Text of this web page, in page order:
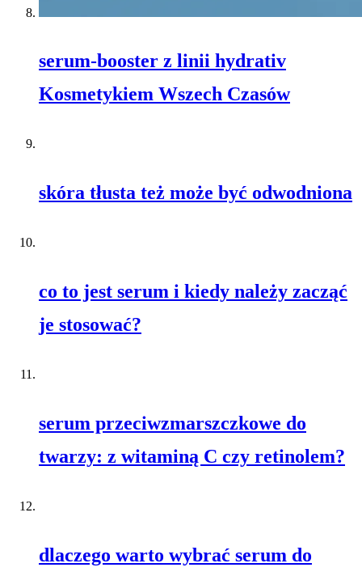
serum-booster z linii hydrativ
Kosmetykiem Wszech Czasów
skóra tłusta też może być odwodniona
co to jest serum i kiedy należy zacząć
je stosować?
serum przeciwzmarszczkowe do
twarzy: z witaminą C czy retinolem?
dlaczego warto wybrać serum do